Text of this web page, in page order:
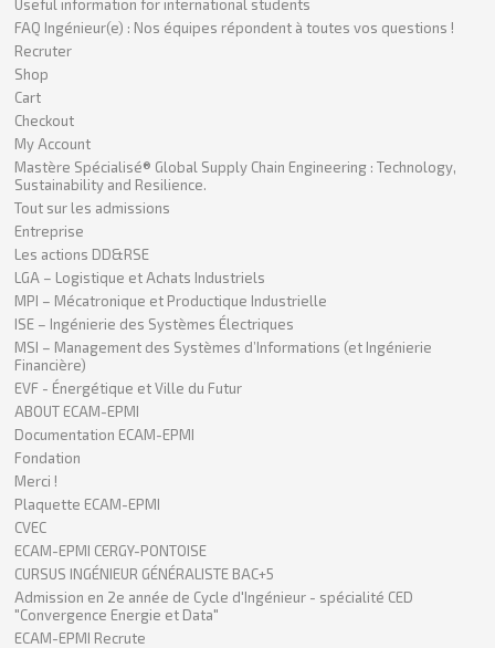
Useful information for international students
FAQ Ingénieur(e) : Nos équipes répondent à toutes vos questions !
Recruter
Shop
Cart
Checkout
My Account
Mastère Spécialisé® Global Supply Chain Engineering : Technology,
Sustainability and Resilience.
Tout sur les admissions
Entreprise
Les actions DD&RSE
LGA – Logistique et Achats Industriels
MPI – Mécatronique et Productique Industrielle
ISE – Ingénierie des Systèmes Électriques
MSI – Management des Systèmes d’Informations (et Ingénierie
Financière)
EVF - Énergétique et Ville du Futur
ABOUT ECAM-EPMI
Documentation ECAM-EPMI
Fondation
Merci !
Plaquette ECAM-EPMI
CVEC
ECAM-EPMI CERGY-PONTOISE
CURSUS INGÉNIEUR GÉNÉRALISTE BAC+5
Admission en 2e année de Cycle d'Ingénieur - spécialité CED
"Convergence Energie et Data"
ECAM-EPMI Recrute